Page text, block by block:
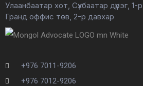
Улаанбаатар хот, Сүхбаатар дүүрэг, 1-
Гранд оффис төв, 2-р давхар
+976 7011-9206
+976 7012-9206